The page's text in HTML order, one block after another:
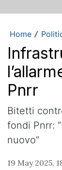
Home /
Pnrr
Bitetti
fondi Pnrr:
nuovo”
19 May 2025,